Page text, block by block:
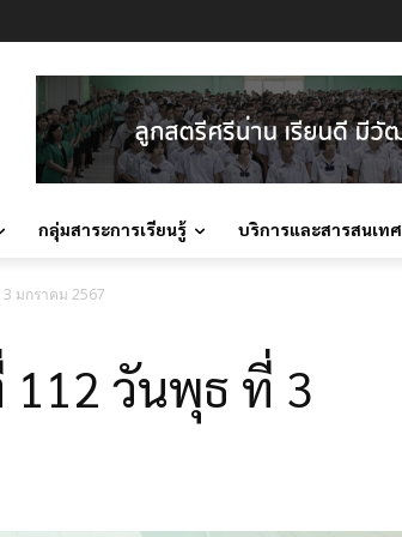
กลุ่มสาระการเรียนรู้ บริการและสารสนเทศ
มกราคม 2567
วันพุธ ที่ 3